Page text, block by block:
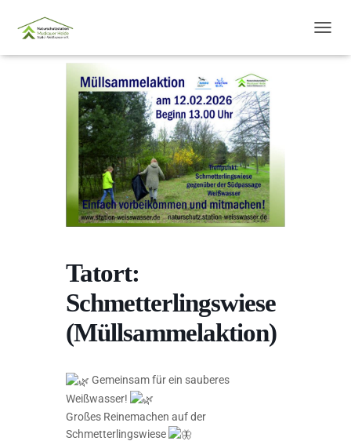
A
Tatort:
Schmetterlingswiese
(Müllsammelaktion)
Gemeinsam für ein sauberes
Weißwasser!
Großes Reinemachen auf der
Schmetterlingswiese